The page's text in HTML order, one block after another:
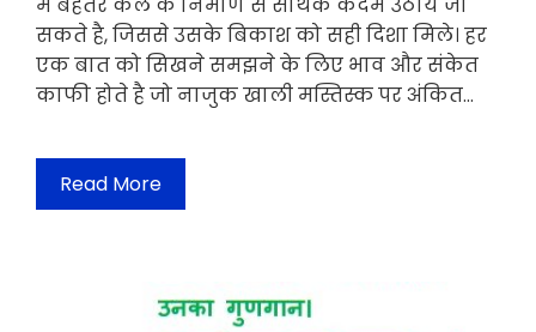
सकते है, जिससे उसके बिकाश को सही दिशा मिले। हर
एक बात को सिखने समझने के लिए भाव और संकेत
काफी होते है जो नाजुक खाली मस्तिस्क पर अंकित…
Read More